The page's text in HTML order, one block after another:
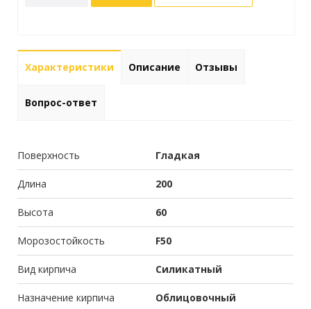
Характеристики Описание Отзывы
Вопрос-ответ
Поверхность Гладкая
Длина 200
Высота 60
Морозостойкость F50
Вид кирпича Силикатный
Назначение кирпича Облицовочный